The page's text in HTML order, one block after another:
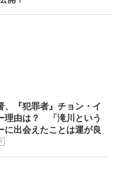
、『犯罪者』チョン・イ
理由は？ 「滝川という
に出会えたことは運が良